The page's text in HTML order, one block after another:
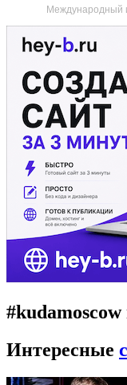
Международный
Интересные